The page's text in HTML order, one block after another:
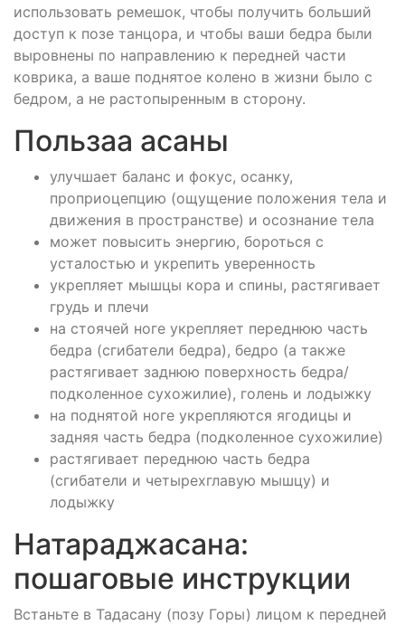
использовать ремешок, чтобы получить больший
доступ к позе танцора, и чтобы ваши бедра были
выровнены по направлению к передней части
коврика, а ваше поднятое колено в жизни было с
бедром, а не растопыренным в сторону.
Пользаа асаны
улучшает баланс и фокус, осанку,
проприоцепцию (ощущение положения тела и
движения в пространстве) и осознание тела
может повысить энергию, бороться с
усталостью и укрепить уверенность
укрепляет мышцы кора и спины, растягивает
грудь и плечи
на стоячей ноге укрепляет переднюю часть
бедра (сгибатели бедра), бедро (а также
растягивает заднюю поверхность бедра/
подколенное сухожилие), голень и лодыжку
на поднятой ноге укрепляются ягодицы и
задняя часть бедра (подколенное сухожилие)
растягивает переднюю часть бедра
(сгибатели и четырехглавую мышцу) и
лодыжку
Натараджасана:
пошаговые инструкции
Встаньте в Тадасану (позу Горы) лицом к передней